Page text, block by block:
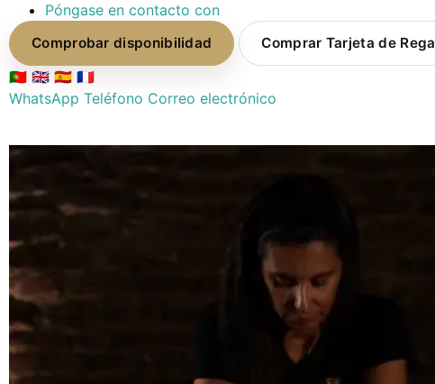
Póngase en contacto con
Comprobar disponibilidad Comprar Tarjeta de
🇵🇹 🇬🇧 🇪🇸 🇫🇷
WhatsApp Teléfono Correo electrónico